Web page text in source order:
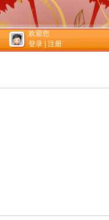
欢迎您
登录
注册